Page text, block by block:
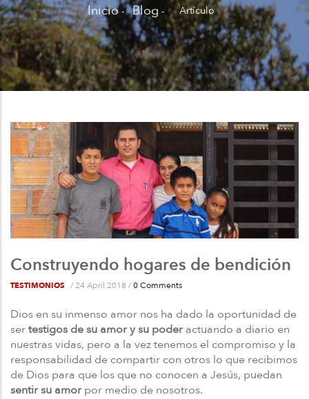
Sobrescribir
enlaces
de
ayuda
la
navegación
Inicio - Blog - Artículo
Construyendo hogares de bendición
TESTIMONIOS /24 April 2018 /0 Comments
Dios en su inmenso amor nos ha dado la oportunidad de
sertestigos de su amor y su poderactuando a diario en
nuestras vidas, pero a la vez tenemos el compromiso y la
responsabilidad de compartir con otros lo que recibimos
de Dios para que los que no conocen a Jesús, puedan
sentir su amorpor medio de nosotros.